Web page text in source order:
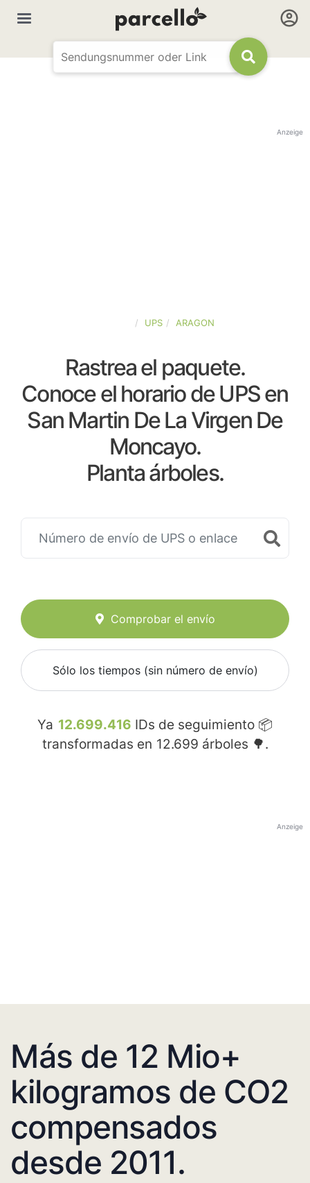
Anzeige
UPS ARAGON
Rastrea el paquete.
Conoce el horario de UPS en
San Martin De La Virgen De
Moncayo.
Planta árboles.
Comprobar el envío
Sólo los tiempos (sin número de envío)
Ya 12.699.416 IDs de seguimiento 📦
transformadas en 12.699 árboles 🌳.
Anzeige
Más de 12 Mio+
kilogramos de CO2
compensados
desde 2011.